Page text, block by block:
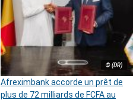
© (DR)
Afreximbank accorde un prêt de
plus de 72 milliards de FCFA au